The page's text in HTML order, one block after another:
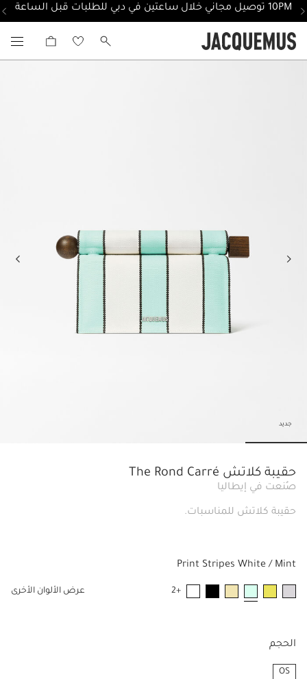
10PM توصيل مجاني خلال ساعتين في دبي للطلبات قبل الساعة
جديد
حقيبة كلاتش The Rond Carré
صُنعت في إيطاليا
حقيبة كلاتش للمناسبات.
Print Stripes White / Mint
+2 عرض الألوان الأخرى
الحجم
OS